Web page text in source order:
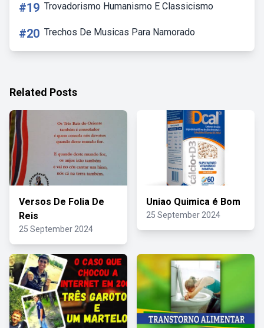
#19 Trovadorismo Humanismo E Classicismo
#20 Trechos De Musicas Para Namorado
Related Posts
Versos De Folia De
Reis
25 September 2024
Uniao Quimica é Bom
25 September 2024